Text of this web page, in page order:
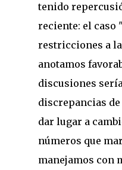
tenido
reciente: el caso
restricciones a
anotamos
discusiones
discrepancias
dar lugar a
números que
manejamos con